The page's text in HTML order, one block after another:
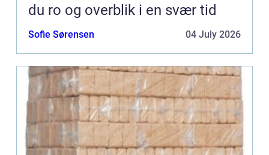
du ro og overblik i en svær tid
Sofie Sørensen 04 July 2026